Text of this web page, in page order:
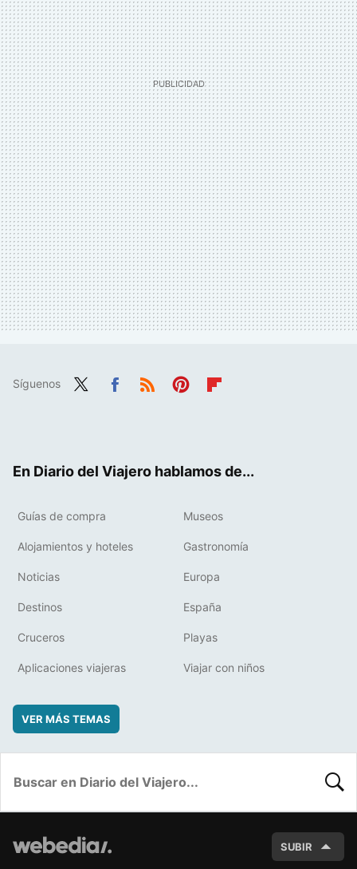
Síguenos
En Diario del Viajero hablamos de...
Guías de compra Museos
Alojamientos y hoteles Gastronomía
Noticias Europa
Destinos España
Cruceros Playas
Aplicaciones viajeras Viajar con niños
VER MÁS TEMAS
SUBIR